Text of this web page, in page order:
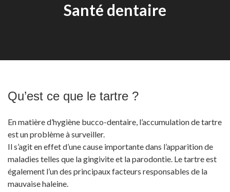
Santé dentaire
Qu’est ce que le tartre ?
En matière d’hygiène bucco-dentaire, l’accumulation de tartre
est un problème à surveiller.
Il s’agit en effet d’une cause importante dans l’apparition de
maladies telles que la gingivite et la parodontie. Le tartre est
également l’un des principaux facteurs responsables de la
mauvaise haleine.